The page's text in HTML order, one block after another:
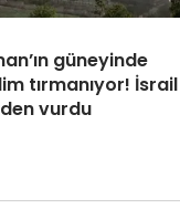
güneyinde
tırmanıyor! İsrail
vurdu